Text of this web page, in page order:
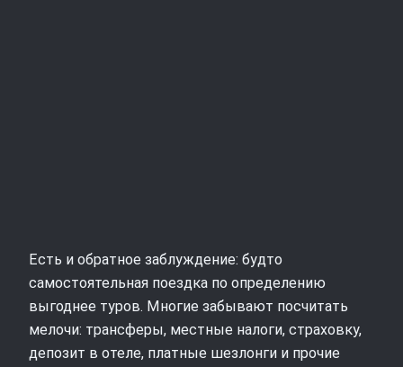
Есть и обратное заблуждение: будто
самостоятельная поездка по определению
выгоднее туров. Многие забывают посчитать
мелочи: трансферы, местные налоги, страховку,
депозит в отеле, платные шезлонги и прочие